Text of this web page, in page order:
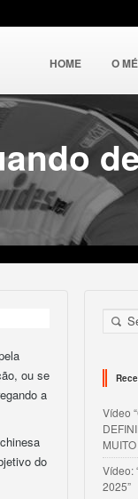
HOME O
ou se
a
do
Vídeo
Vídeo:
2025”